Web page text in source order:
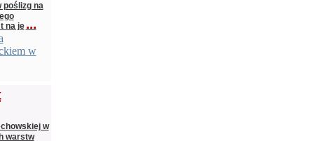
poślizg na
na je ...
w
w
warstw